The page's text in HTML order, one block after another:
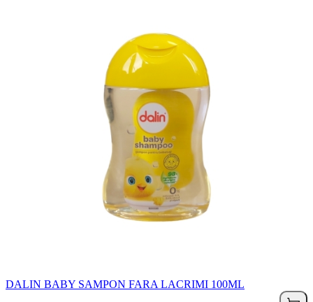
DALIN BABY SAMPON FARA LACRIMI 100ML